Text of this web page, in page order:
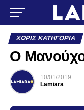
ΧΩΡΊΣ ΚΑΤΗΓΟΡΊΑ
Ο
10/01/2019
Lamiara